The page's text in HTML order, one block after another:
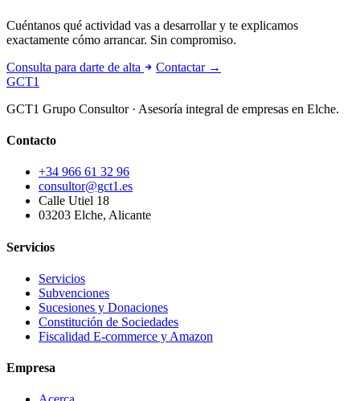
Cuéntanos qué actividad vas a desarrollar y te explicamos
exactamente cómo arrancar. Sin compromiso.
Consulta para darte de alta
Contactar →
GCT1
GCT1 Grupo Consultor · Asesoría integral de empresas en Elche.
Contacto
+34 966 61 32 96
consultor@gct1.es
Calle Utiel 18
03203 Elche, Alicante
Servicios
Servicios
Subvenciones
Sucesiones y Donaciones
Constitución de Sociedades
Fiscalidad E-commerce y Amazon
Empresa